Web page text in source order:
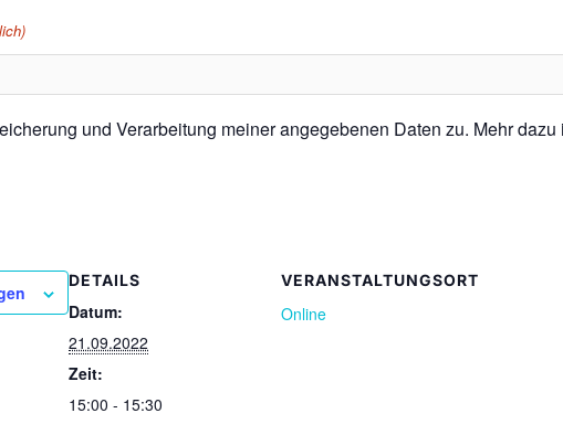
und Verarbeitung meiner angegebenen Daten zu. Mehr dazu
DETAILS
Datum:
21.09.2022
Zeit:
15:00 - 15:30
VERANSTALTUNGSORT
Online